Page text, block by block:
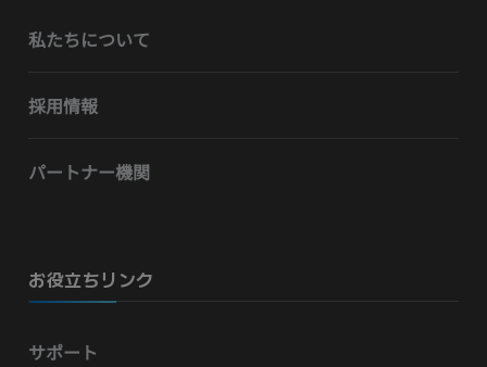
私たちについて
採用情報
パートナー機関
お役立ちリンク
サポート